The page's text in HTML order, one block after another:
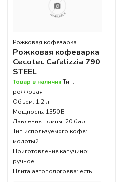
Рожковая кофеварка
Рожковая кофеварка
Cecotec Cafelizzia 790
STEEL
Товар в наличииТип:
рожковая
Объем: 1.2 л
Мощность: 1350 Вт
Давление помпы: 20 бар
Тип используемого кофе:
молотый
Приготовление капучино:
ручное
Плита автоподогрева: есть